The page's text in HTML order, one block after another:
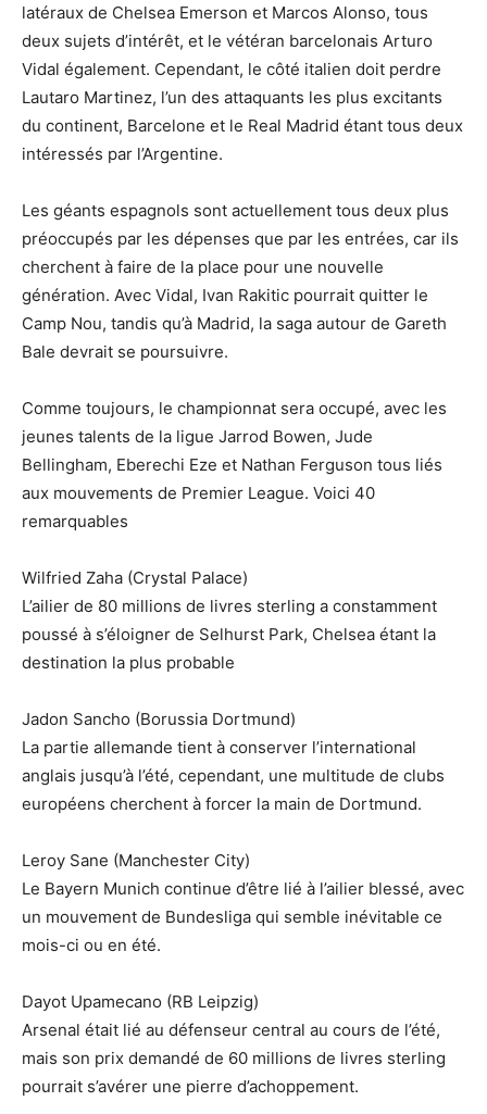
latéraux de Chelsea Emerson et Marcos Alonso, tous
deux sujets d’intérêt, et le vétéran barcelonais Arturo
Vidal également. Cependant, le côté italien doit perdre
Lautaro Martinez, l’un des attaquants les plus excitants
du continent, Barcelone et le Real Madrid étant tous deux
intéressés par l’Argentine.
Les géants espagnols sont actuellement tous deux plus
préoccupés par les dépenses que par les entrées, car ils
cherchent à faire de la place pour une nouvelle
génération. Avec Vidal, Ivan Rakitic pourrait quitter le
Camp Nou, tandis qu’à Madrid, la saga autour de Gareth
Bale devrait se poursuivre.
Comme toujours, le championnat sera occupé, avec les
jeunes talents de la ligue Jarrod Bowen, Jude
Bellingham, Eberechi Eze et Nathan Ferguson tous liés
aux mouvements de Premier League. Voici 40
remarquables
Wilfried Zaha (Crystal Palace)
L’ailier de 80 millions de livres sterling a constamment
poussé à s’éloigner de Selhurst Park, Chelsea étant la
destination la plus probable
Jadon Sancho (Borussia Dortmund)
La partie allemande tient à conserver l’international
anglais jusqu’à l’été, cependant, une multitude de clubs
européens cherchent à forcer la main de Dortmund.
Leroy Sane (Manchester City)
Le Bayern Munich continue d’être lié à l’ailier blessé, avec
un mouvement de Bundesliga qui semble inévitable ce
mois-ci ou en été.
Dayot Upamecano (RB Leipzig)
Arsenal était lié au défenseur central au cours de l’été,
mais son prix demandé de 60 millions de livres sterling
pourrait s’avérer une pierre d’achoppement.